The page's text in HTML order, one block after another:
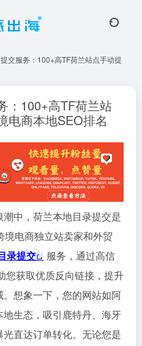
交服务：100+高TF荷兰站点手动提
：100+高TF荷兰站
电商本地SEO排名
中，荷兰本地目录提交是
电商独立站卖家和外贸
录提交
服务，通过高信
您获取优质反向链接，提升
想象一下，您的网站如阿
生态，吸引鹿特丹、海牙
直达订单转化。无论您是